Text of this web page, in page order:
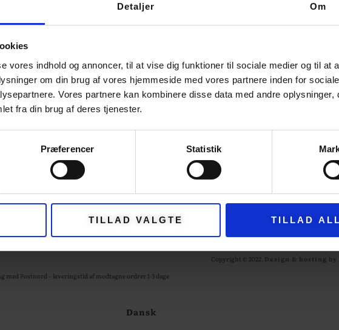
Detaljer Om
vores indhold og annoncer, til at vise dig funktioner til sociale medier og til at
om din brug af vores hjemmeside med vores partnere inden for
Vores partnere kan kombinere disse data med andre oplysninger,
fra din brug af deres tjenester.
Præferencer Statistik
TILLAD VALGTE TILLAD
OM GARNFRYD
NYHEDER
med Postnord – leveringstid af modtagne ordrer 1-3 dage
Copyright © 2022. Design & hosting
Dansk